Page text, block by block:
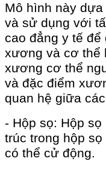
Mô hình này
và sử dụng với
cao đẳng y tế
xương và cơ thể
xương cơ thể
và đặc điểm
quan hệ giữa
- Hộp sọ: Hộp
trúc trong hộp
có thể cử động.